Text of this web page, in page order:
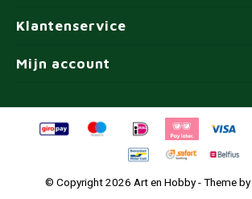
Klantenservice
Mijn account
© Copyright 2026 Art en Hobby - Theme by